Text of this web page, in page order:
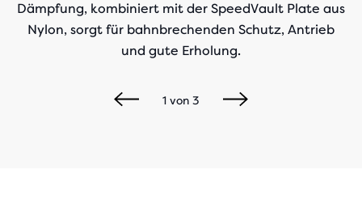
Dämpfung, kombiniert mit der SpeedVault Plate aus
Nylon, sorgt für bahnbrechenden Schutz, Antrieb
und gute Erholung.
1 von 3